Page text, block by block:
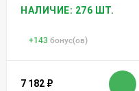
НАЛИЧИЕ: 276 ШТ.
+143 бонус(ов)
7 182 ₽